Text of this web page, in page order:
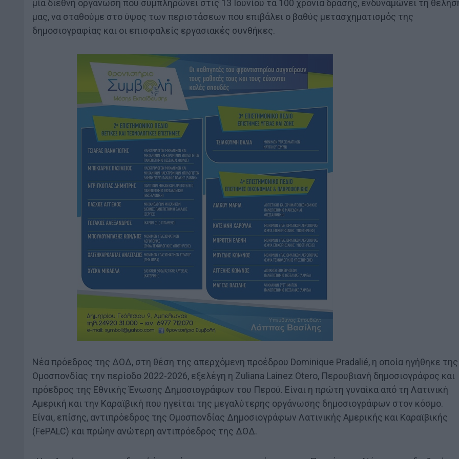
μία διεθνή οργάνωση που συμπληρώνει στις 13 Ιουνίου τα 100 χρόνια δράσης, ενδυναμώνει τη
μας, να σταθούμε στο ύψος των περιστάσεων που επιβάλει ο βαθύς μετασχηματισμός της
δημοσιογραφίας και οι επισφαλείς εργασιακές συνθήκες.
Νέα πρόεδρος της ΔΟΔ, στη θέση της απερχόμενη προέδρου Dominique Pradalié, η οποία ηγήθηκε της
Ομοσπονδίας την περίοδο 2022-2026, εξελέγη η Zuliana Lainez Otero, Περουβιανή δημοσιογράφος και
πρόεδρος της Εθνικής Ένωσης Δημοσιογράφων του Περού. Είναι η πρώτη γυναίκα από τη Λατινική
Αμερική και την Καραϊβική που ηγείται της μεγαλύτερης οργάνωσης δημοσιογράφων στον κόσμο.
Είναι, επίσης, αντιπρόεδρος της Ομοσπονδίας Δημοσιογράφων Λατινικής Αμερικής και Καραϊβικής
(FePALC) και πρώην ανώτερη αντιπρόεδρος της ΔΟΔ.